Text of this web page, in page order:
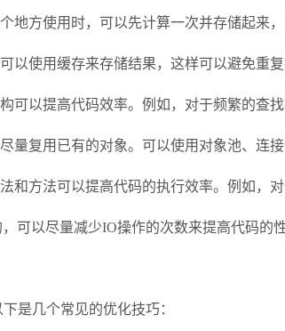
地方使用时，可以先计算一次并存储起来，
以使用缓存来存储结果，这样可以避免重复
可以提高代码效率。例如，对于频繁的查
量复用已有的对象。可以使用对象池、连
和方法可以提高代码的执行效率。例如，
可以尽量减少IO操作的次数来提高代码的性
是几个常见的优化技巧：